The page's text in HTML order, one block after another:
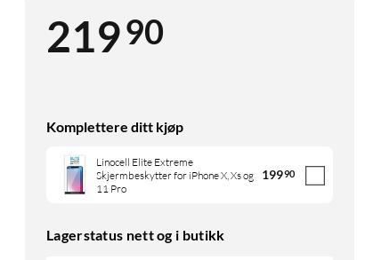
21990
Komplettere ditt kjøp
Linocell Elite Extreme
Skjermbeskytter for iPhone X, Xs og
11 Pro
19990
Lagerstatus nett og i butikk